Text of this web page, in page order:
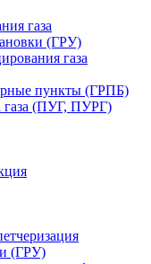
газа
(ГРУ)
газа
пункты (ГРПБ)
газа (ПУГ, ПУРГ)
(ГРУ)